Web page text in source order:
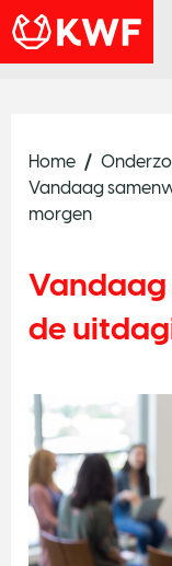
Home
Vandaag
morgen
de